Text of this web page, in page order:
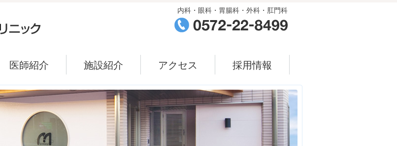
内科・眼科・胃腸科・外科・肛門科
医師紹介 施設紹介 アクセス 採用情報